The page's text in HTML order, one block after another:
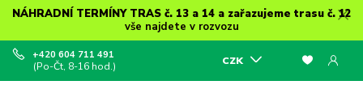
NÁHRADNÍ TERMÍNY TRAS č. 13 a 14 a zařazujeme trasu č. 12
vše najdete v rozvozu
CZK
+420 604 711 491
(Po-Čt, 8-16 hod.)